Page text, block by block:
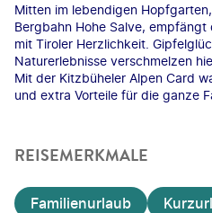
Mitten im lebendigen
Bergbahn Hohe Salve,
mit Tiroler Herzlichkeit.
Naturerlebnisse verschmelzen
Mit der Kitzbüheler Alpen Card
und extra Vorteile für die ganze
REISEMERKMALE
Familienurlaub